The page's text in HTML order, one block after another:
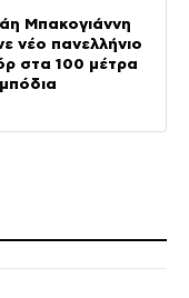
Μπακογιάννη
νέο πανελλήνιο
στα 100 μέτρα